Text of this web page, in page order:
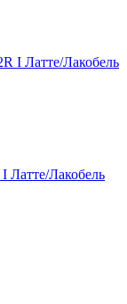
Латте/Лакобель